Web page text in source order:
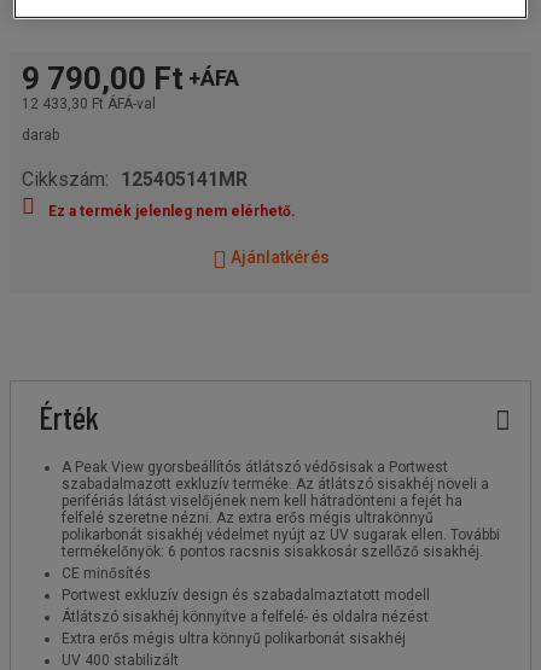
9 790,00 Ft +ÁFA
12 433,30 Ft ÁFÁ-val
darab
Cikkszám: 125405141MR
Ez a termék jelenleg nem elérhető.
Ajánlatkérés
Érték
A Peak View gyorsbeállítós átlátszó védősisak a Portwest
szabadalmazott exkluzív terméke. Az átlátszó sisakhéj növeli a
perifériás látást viselőjének nem kell hátradönteni a fejét ha
felfelé szeretne nézni. Az extra erős mégis ultrakönnyű
polikarbonát sisakhéj védelmet nyújt az UV sugarak ellen. További
termékelőnyök: 6 pontos racsnis sisakkosár szellőző sisakhéj.
CE minősítés
Portwest exkluzív design és szabadalmaztatott modell
Átlátszó sisakhéj könnyítve a felfelé- és oldalra nézést
Extra erős mégis ultra könnyű polikarbonát sisakhéj
UV 400 stabilizált